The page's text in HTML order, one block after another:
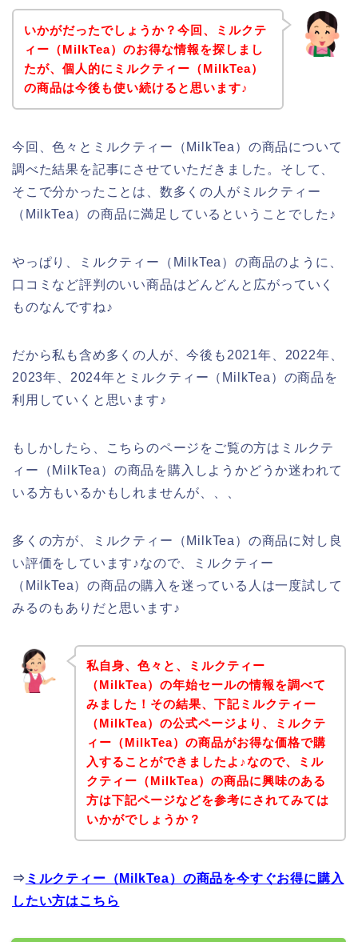
いかがだったでしょうか？今回、ミルクテ
ィー（MilkTea）のお得な情報を探しまし
たが、個人的にミルクティー（MilkTea）
の商品は今後も使い続けると思います♪
今回、色々とミルクティー（MilkTea）の商品について
調べた結果を記事にさせていただきました。そして、
そこで分かったことは、数多くの人がミルクティー
（MilkTea）の商品に満足しているということでした♪
やっぱり、ミルクティー（MilkTea）の商品のように、
口コミなど評判のいい商品はどんどんと広がっていく
ものなんですね♪
だから私も含め多くの人が、今後も2021年、2022年、
2023年、2024年とミルクティー（MilkTea）の商品を
利用していくと思います♪
もしかしたら、こちらのページをご覧の方はミルクテ
ィー（MilkTea）の商品を購入しようかどうか迷われて
いる方もいるかもしれませんが、、、
多くの方が、ミルクティー（MilkTea）の商品に対し良
い評価をしています♪なので、ミルクティー
（MilkTea）の商品の購入を迷っている人は一度試して
みるのもありだと思います♪
私自身、色々と、ミルクティー
（MilkTea）の年始セールの情報を調べて
みました！その結果、下記ミルクティー
（MilkTea）の公式ページより、ミルクテ
ィー（MilkTea）の商品がお得な価格で購
入することができましたよ♪なので、ミル
クティー（MilkTea）の商品に興味のある
方は下記ページなどを参考にされてみては
いかがでしょうか？
⇒ ミルクティー（MilkTea）の商品を今すぐお得に購入
したい方はこちら